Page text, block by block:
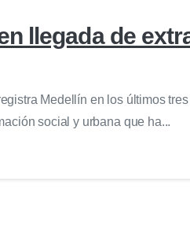
llegada de
Medellín en los últimos
social y urbana que ha...